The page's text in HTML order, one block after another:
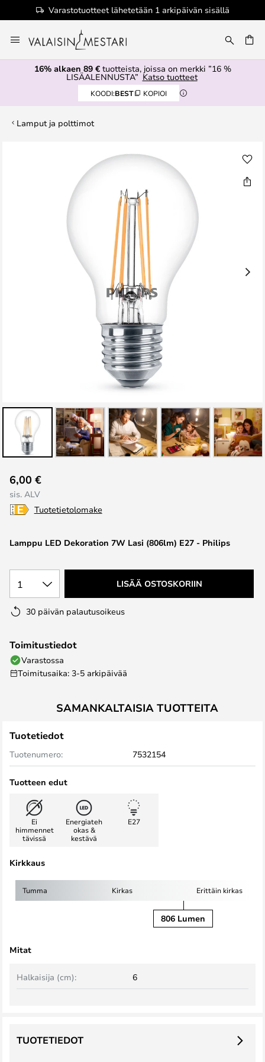
Varastotuotteet lähetetään 1 arkipäivän sisällä
to
Content
16% alkaen 89 €tuotteista, joissa on merkki ”16 %
LISÄALENNUSTA” Katso tuotteet
KOODI:BEST KOPIOI
Lamput ja polttimot
to
the
beginning
the
gallery
Lamppu LED Dekoration 7W Lasi (806lm) E27 - Philips
6,00 €
sis. ALV
Tuotetietolomake
1 LISÄÄ OSTOSKORIIN
30 päivän palautusoikeus
Toimitustiedot
Varastossa
Toimitusaika: 3-5 arkipäivää
SAMANKALTAISIA TUOTTEITA
Tuotetiedot
Tuotenumero: 7532154
Tuotteen edut
Ei
himmennet
tävissä
Energiateh
okas &
kestävä
E27
Kirkkaus
Tumma Kirkas Erittäin kirkas
806 Lumen
Mitat
Halkaisija (cm): 6
TUOTETIEDOT